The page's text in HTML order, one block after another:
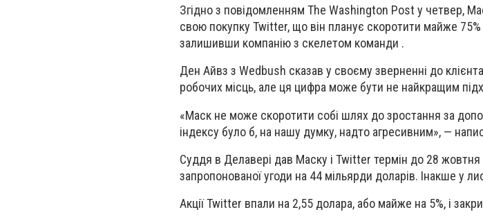
Згідно з повідомленням The Washington Post у четвер,
свою покупку Twitter, що він планує скоротити майже 75%
залишивши компанію з скелетом команди .
Ден Айвз з Wedbush сказав у своєму зверненні до
робочих місць, але ця цифра може бути не найкращим
«Маск не може скоротити собі шлях до зростання за
індексу було б, на нашу думку, надто агресивним», —
Суддя в Делавері дав Маску і Twitter термін до 28
запропонованої угоди на 44 мільярди доларів. Інакше у
Акції Twitter впали на 2,55 долара, або майже на 5%, і